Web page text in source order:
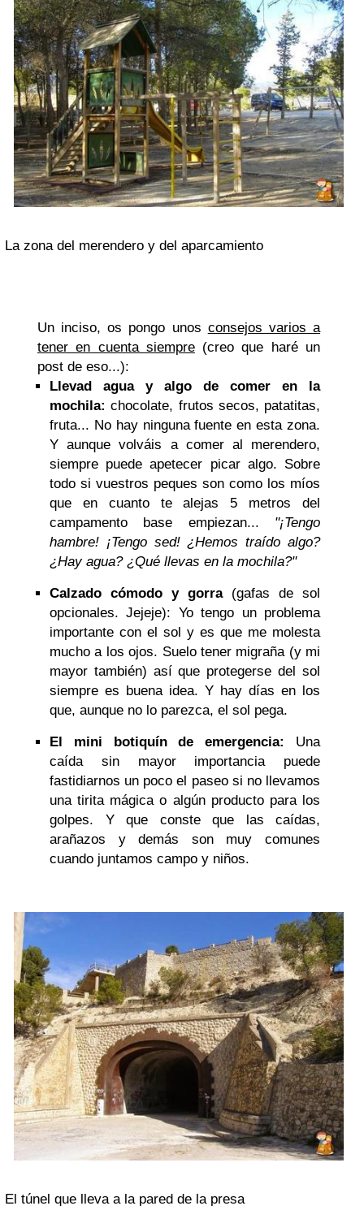
La zona del merendero y del aparcamiento
Un inciso, os pongo unos consejos varios a
tener en cuenta siempre(creo que haré un
post de eso...):
Llevad agua y algo de comer en la
mochila: chocolate, frutos secos, patatitas,
fruta... No hay ninguna fuente en esta zona.
Y aunque volváis a comer al merendero,
siempre puede apetecer picar algo. Sobre
todo si vuestros peques son como los míos
que en cuanto te alejas 5 metros del
campamento base empiezan... "¡Tengo
hambre! ¡Tengo sed! ¿Hemos traído algo?
¿Hay agua? ¿Qué llevas en la mochila?"
Calzado cómodo y gorra(gafas de sol
opcionales. Jejeje): Yo tengo un problema
importante con el sol y es que me molesta
mucho a los ojos. Suelo tener migraña (y mi
mayor también) así que protegerse del sol
siempre es buena idea. Y hay días en los
que, aunque no lo parezca, el sol pega.
El mini botiquín de emergencia:
Una
caída sin mayor importancia puede
fastidiarnos un poco el paseo si no llevamos
una tirita mágica o algún producto para los
golpes. Y que conste que las caídas,
arañazos y demás son muy comunes
cuando juntamos campo y niños.
El túnel que lleva a la pared de la presa